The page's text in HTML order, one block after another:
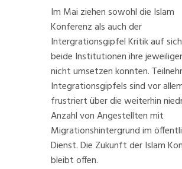
Im Mai ziehen sowohl die Islam
Konferenzals auch der
Intergrationsgipfel Kritik auf
beide Institutionen ihre
nicht umsetzen konnten.
Integrationsgipfelssind vor
frustriert über die weiterhin
Anzahl von Angestellten mit
Migrationshintergrund im
Dienst. Die Zukunft der Islam
bleibt offen.